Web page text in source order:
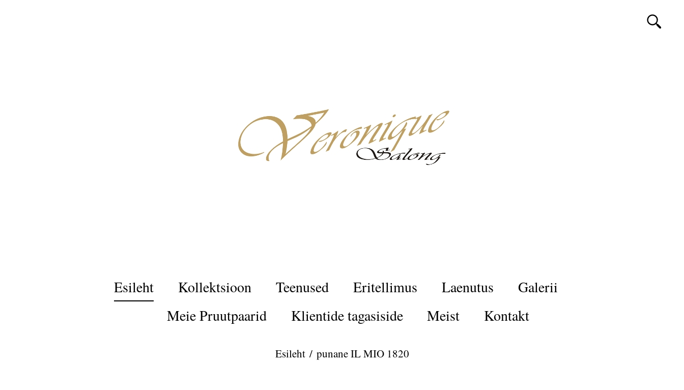
Esileht Kollektsioon Teenused Eritellimus Laenutus
Galerii
Meie Pruutpaarid
Klientide tagasiside Meist Kontakt
Esileht / punane IL MIO 1820